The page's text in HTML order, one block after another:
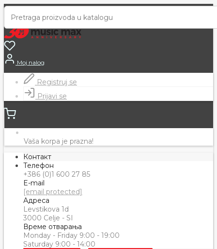
Moj nalog
Registruj se
Prijavi se
Vaša korpa je prazna!
Контакт
Телефон
+386 (0)1 600 27 85
E-mail
[email protected]
Адреса
Levstikova 1d
3000 Celje - SI
Време отварања
Monday - Friday 9:00 - 19:00
Saturday 9:00 - 14:00